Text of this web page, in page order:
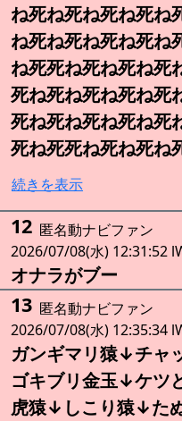
ね死ね死ね死ね死ね
ね死ね死ね死ね死ね
ね死死ね死ね死ね死
死ね死ね死ね死ね死
死ね死ね死ね死ね死
死ね死死ね死ね死ね
続きを表示
12 匿名動ナビファン
2026/07/08(水) 12:31:52
オナラがブー
13 匿名動ナビファン
2026/07/08(水) 12:35:34
ガンギマリ猿↓チ
ゴキブリ金玉↓ケ
虎猿↓しこり猿↓た